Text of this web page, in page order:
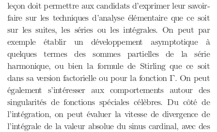
leçon doit permettre aux candidats d’exprimer leur savoir-
faire sur les techniques d’analyse élémentaire que ce soit
sur les suites, les séries ou les intégrales. On peut par
exemple établir un développement asymptotique à
quelques termes des sommes partielles de la série
harmonique, ou bien la formule de Stirling que ce soit
dans sa version factorielle ou pour la fonction Γ. On peut
également s’intéresser aux comportements autour des
singularités de fonctions spéciales célèbres. Du côté de
l’intégration, on peut évaluer la vitesse de divergence de
l’intégrale de la valeur absolue du sinus cardinal, avec des